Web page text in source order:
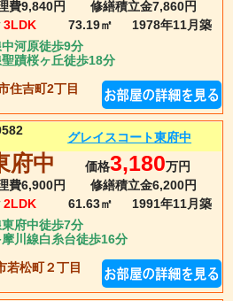
費9,840円
修繕積立金7,860円
3LDK 73.19㎡ 1978年11月 築
河原徒歩9分
蹟桜ヶ丘徒歩18分
住吉町2丁目
グレイスコート東府中
府中 価格3,180万円
費6,900円
修繕積立金6,200円
2LDK 61.63㎡ 1991年11月 築
府中徒歩7分
川線白糸台徒歩16分
若松町２丁目